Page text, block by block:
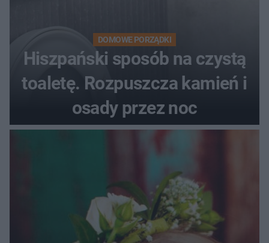
DOMOWE PORZĄDKI
Hiszpański sposób na czystą
toaletę. Rozpuszcza kamień i
osady przez noc